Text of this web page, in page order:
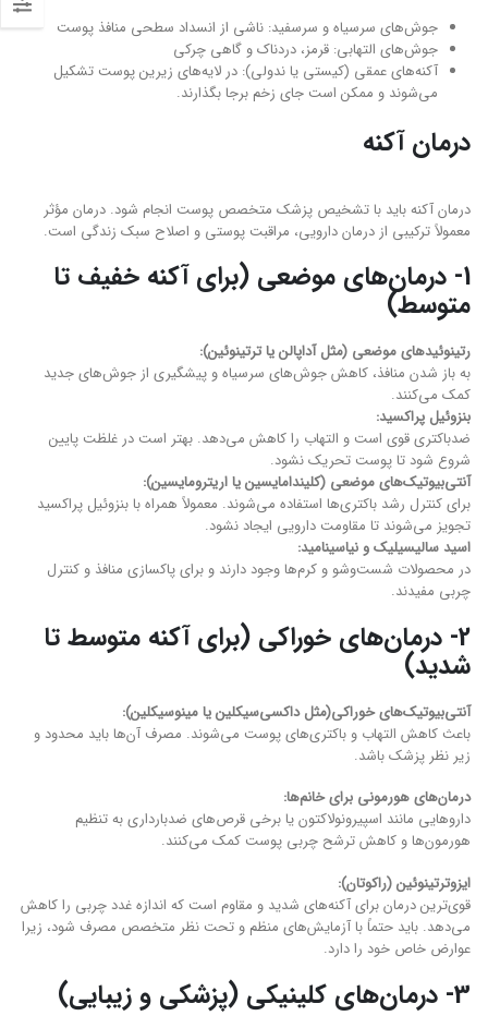
جوش‌های سرسیاه و سرسفید: ناشی از انسداد سطحی منافذ پوست
جوش‌های التهابی: قرمز، دردناک و گاهی چرکی
آکنه‌های عمقی (کیستی یا ندولی): در لایه‌های زیرین پوست تشکیل
می‌شوند و ممکن است جای زخم برجا بگذارند.
درمان آکنه
درمان آکنه باید با تشخیص پزشک متخصص پوست انجام شود. درمان مؤثر
معمولاً ترکیبی از درمان دارویی، مراقبت پوستی و اصلاح سبک زندگی است.
1- درمان‌های موضعی (برای آکنه خفیف تا
متوسط)
رتینوئیدهای موضعی (مثل آداپالن یا ترتینوئین):
به باز شدن منافذ، کاهش جوش‌های سرسیاه و پیشگیری از جوش‌های جدید
کمک می‌کنند.
بنزوئیل پراکسید:
ضدباکتری قوی است و التهاب را کاهش می‌دهد. بهتر است در غلظت پایین
شروع شود تا پوست تحریک نشود.
آنتی‌بیوتیک‌های موضعی (کلیندامایسین یا اریترومایسین):
برای کنترل رشد باکتری‌ها استفاده می‌شوند. معمولاً همراه با بنزوئیل پراکسید
تجویز می‌شوند تا مقاومت دارویی ایجاد نشود.
اسید سالیسیلیک و نیاسینامید:
در محصولات شست‌وشو و کرم‌ها وجود دارند و برای پاکسازی منافذ و کنترل
چربی مفیدند.
2- درمان‌های خوراکی (برای آکنه متوسط تا
شدید)
آنتی‌بیوتیک‌های خوراکی(مثل داکسی‌سیکلین یا مینوسیکلین):
باعث کاهش التهاب و باکتری‌های پوست می‌شوند. مصرف آن‌ها باید محدود و
زیر نظر پزشک باشد.
درمان‌های هورمونی برای خانم‌ها:
داروهایی مانند اسپیرونولاکتون یا برخی قرص‌های ضدبارداری به تنظیم
هورمون‌ها و کاهش ترشح چربی پوست کمک می‌کنند.
ایزوترتینوئین (راکوتان):
قوی‌ترین درمان برای آکنه‌های شدید و مقاوم است که اندازه غدد چربی را کاهش
می‌دهد. باید حتماً با آزمایش‌های منظم و تحت نظر متخصص مصرف شود، زیرا
عوارض خاص خود را دارد.
3- درمان‌های کلینیکی (پزشکی و زیبایی)